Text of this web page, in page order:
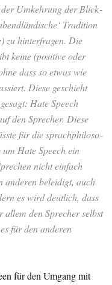
der Umkeh­rung der Blick­
Tradi­tion
zu hinter­fragen. Die
keine (posi­tive oder
dass so etwas wie
Diese geschieht
Hate Speech
den Spre­cher. Diese
für die sprach­phi­lo­so­
Hate Speech ein
nicht einfach
anderen belei­digt, auch
es wird deut­lich, dass
den Spre­cher selbst
für den anderen
für den Umgang mit